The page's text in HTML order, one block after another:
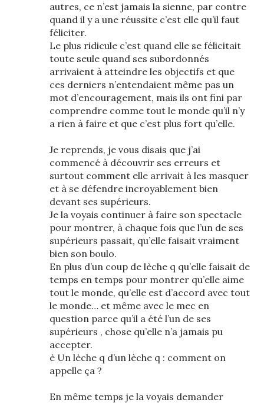
autres, ce n’est jamais la sienne, par contre
quand il y a une réussite c’est elle qu’il faut
féliciter.
Le plus ridicule c’est quand elle se félicitait
toute seule quand ses subordonnés
arrivaient à atteindre les objectifs et que
ces derniers n’entendaient même pas un
mot d’encouragement, mais ils ont fini par
comprendre comme tout le monde qu’il n’y
a rien à faire et que c’est plus fort qu’elle.
Je reprends, je vous disais que j’ai
commencé à découvrir ses erreurs et
surtout comment elle arrivait à les masquer
et à se défendre incroyablement bien
devant ses supérieurs.
Je la voyais continuer à faire son spectacle
pour montrer, à chaque fois que l’un de ses
supérieurs passait, qu’elle faisait vraiment
bien son boulo.
En plus d’un coup de lèche q qu’elle faisait de
temps en temps pour montrer qu’elle aime
tout le monde, qu’elle est d’accord avec tout
le monde… et même avec le mec en
question parce qu’il a été l’un de ses
supérieurs , chose qu’elle n’a jamais pu
accepter.
è Un lèche q d’un lèche q : comment on
appelle ça ?
En même temps je la voyais demander